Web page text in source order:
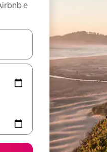
e
explore-os usando as seta